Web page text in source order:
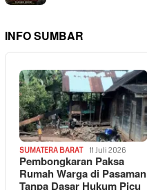
INFO SUMBAR
SUMATERA BARAT 11 Juli 2026
Pembongkaran Paksa
Rumah Warga di Pasaman